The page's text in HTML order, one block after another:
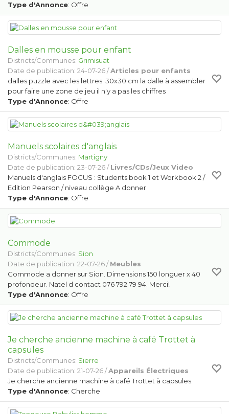
Type d'Annonce: Offre
Dalles en mousse pour enfant
Districts/Communes: Grimisuat
Date de publication: 24-07-26 /Articles pour enfants
dalles puzzle avec les lettres 30x30 cm la dalle à assembler
pour faire une zone de jeu il n'y a pas les chiffres
Type d'Annonce: Offre
Manuels scolaires d'anglais
Districts/Communes: Martigny
Date de publication: 23-07-26 /Livres/CDs/Jeux Video
Manuels d'anglais FOCUS : Students book 1 et Workbook 2 /
Edition Pearson / niveau collège A donner
Type d'Annonce: Offre
Commode
Districts/Communes: Sion
Date de publication: 22-07-26 /Meubles
Commode a donner sur Sion. Dimensions 150 longuer x 40
profondeur. Natel d contact 076 792 79 94. Merci!
Type d'Annonce: Offre
Je cherche ancienne machine à café Trottet à
capsules
Districts/Communes: Sierre
Date de publication: 21-07-26 /Appareils Électriques
Je cherche ancienne machine à café Trottet à capsules.
Type d'Annonce: Cherche